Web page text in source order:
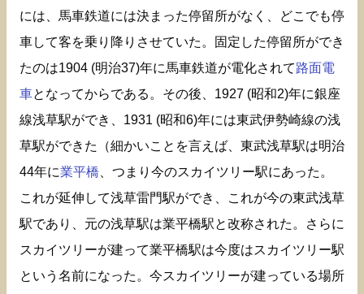
には、馬車鉄道には決まった停留所がなく、どこでも停
車して客を乗り降りさせていた。固定した停留所ができ
たのは1904 (明治37)年に馬車鉄道が電化されて路面電
車となってからである。その後、1927 (昭和2)年に銀座
線浅草駅ができ、1931 (昭和6)年には東武伊勢崎線の浅
草駅ができた（細かいことを言えば、東武浅草駅は明治
44年に業平橋 、つまり今のスカイツリー駅にあった。
これが延伸して浅草雷門駅ができ、これが今の東武浅草
駅であり、元の浅草駅は業平橋駅と改称された。さらに
スカイツリーが建って業平橋駅は今度はスカイツリー駅
という名前になった。今スカイツリーが建っている場所